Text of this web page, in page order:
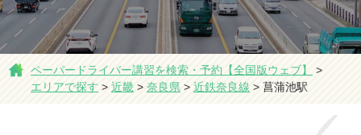
エリアで探す
ペーパードライバー講習を検索・予約【全国版ウェブ】
>
エリアで探す > 近畿 > 奈良県 > 近鉄奈良線 > 菖蒲池駅